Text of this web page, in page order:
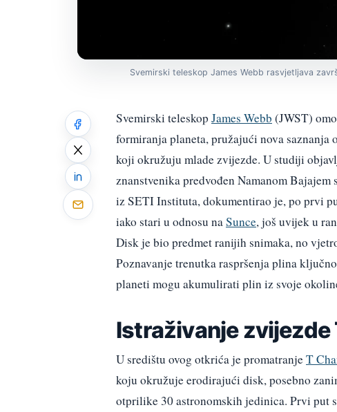
Svemirski teleskop James Webb rasvjetljava
Svemirski teleskop James Webb (JWST)
formiranja planeta, pružajući nova saznanja
koji okružuju mlade zvijezde. U studiji
znanstvenika predvođen Namanom
iz SETI Instituta, dokumentirao je, po prvi
iako stari u odnosu naSunce, još uvijek u
Disk je bio predmet ranijih snimaka, no
Poznavanje trenutka raspršenja plina
planeti mogu akumulirati plin iz svoje
Istraživanje zvijezde
U središtu ovog otkrića je promatranjeT
koju okružuje erodirajući disk, posebno
otprilike 30 astronomskih jedinica. Prvi put